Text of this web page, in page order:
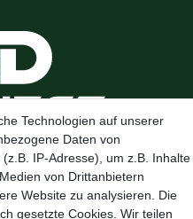
/ 50753020·info@3dproject-
Technologien auf unserer
Daten von
IP-Adresse), um z.B. Inhalte
von Drittanbietern
Website zu analysieren. Die
gesetzte Cookies. Wir teilen